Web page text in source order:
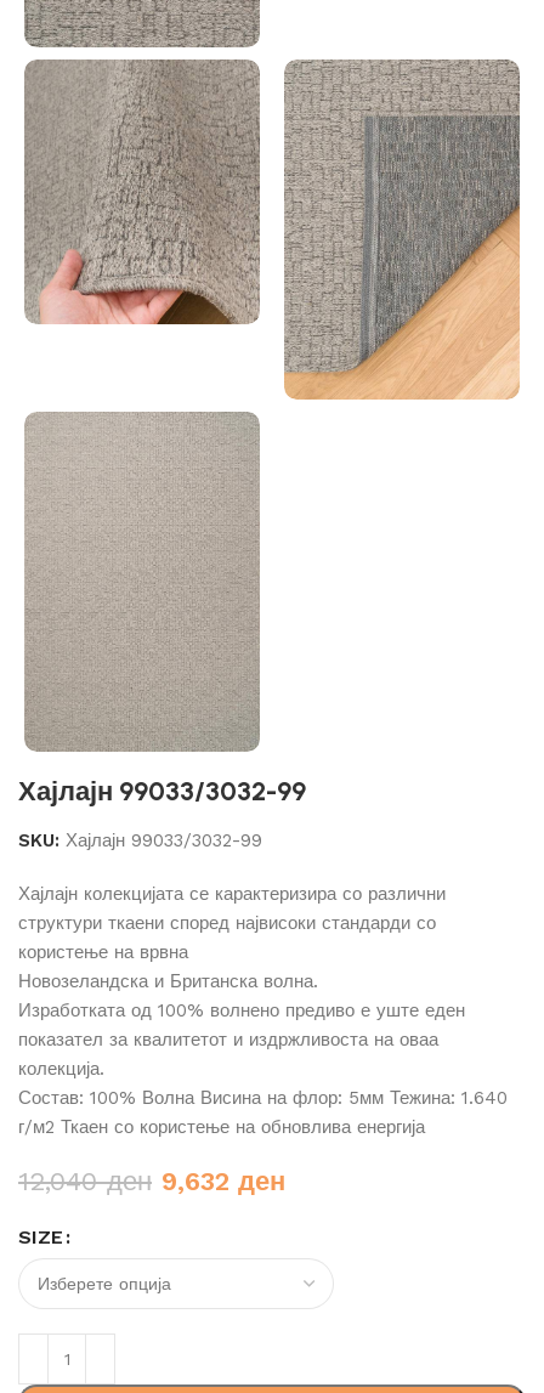
Хајлајн 99033/3032-99
SKU: Хајлајн 99033/3032-99
Хајлајн колекцијата се карактеризира со различни
структури ткаени според највисоки стандарди со
користење на врвна
Новозеландска и Британска волна.
Изработката од 100% волнено предиво е уште еден
показател за квалитетот и издржливоста на оваа
колекција.
Состав: 100% Волна Висина на флор: 5мм Тежина: 1.640
г/м2 Ткаен со користење на обновлива енергија
12,040ден Original
12,040 ден.
9,632 ден
9,632 ден.
SIZE